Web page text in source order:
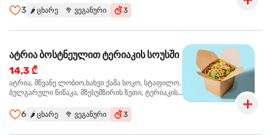
3 🌶️ ცხარე 🥦 ვეგანური 3
ატრია ბოსტნეულით ტერიაკის სოუსში
14,3 ₾
ატრია, მწვანე ლობიო,ხახვი ქამა სოკო, სტაფილო,
ბულგარული წიწაკა, მზესუმზირის ზეთი, ტერიაკის
6 🌶️ ცხარე 🥦 ვეგანური 3